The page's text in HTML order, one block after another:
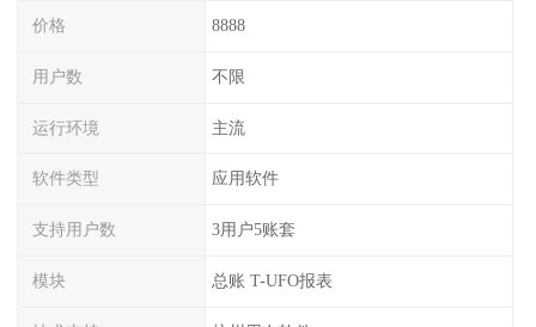
价格 8888
用户数 不限
运行环境 主流
软件类型 应用软件
支持用户数 3用户5账套
模块 总账 T-UFO报表